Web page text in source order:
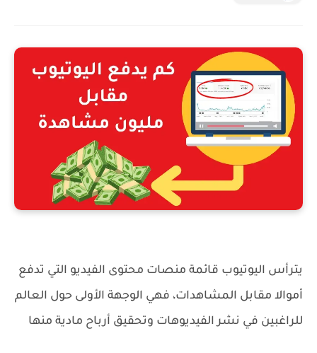
يترأس اليوتيوب قائمة منصات محتوى الفيديو التي تدفع
أموالا مقابل المشاهدات، فهي الوجهة الأولى حول العالم
للراغبين في نشر الفيديوهات وتحقيق أرباح مادية منها